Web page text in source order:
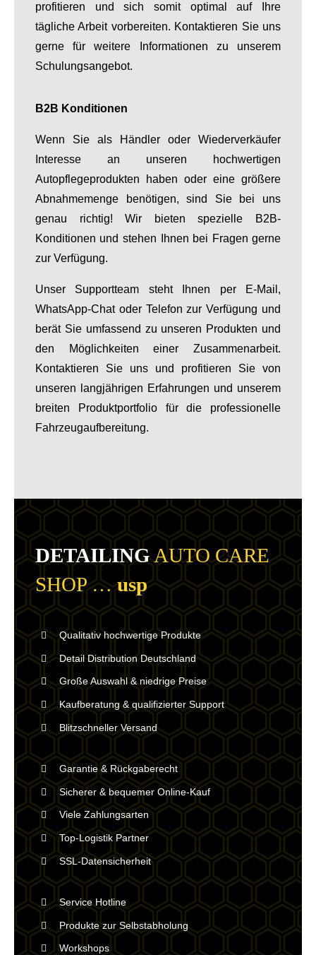
profitieren und sich somit optimal auf Ihre
tägliche Arbeit vorbereiten. Kontaktieren Sie uns
gerne für weitere Informationen zu unserem
Schulungsangebot.
B2B Konditionen
Wenn Sie als Händler oder Wiederverkäufer
Interesse an unseren hochwertigen
Autopflegeprodukten haben oder eine größere
Abnahmemenge benötigen, sind Sie bei uns
genau richtig! Wir bieten spezielle B2B-
Konditionen und stehen Ihnen bei Fragen gerne
zur Verfügung.
Unser Supportteam steht Ihnen per E-Mail,
WhatsApp-Chat oder Telefon zur Verfügung und
berät Sie umfassend zu unseren Produkten und
den Möglichkeiten einer Zusammenarbeit.
Kontaktieren Sie uns und profitieren Sie von
unseren langjährigen Erfahrungen und unserem
breiten Produktportfolio für die professionelle
Fahrzeugaufbereitung.
DETAILINGAUTO CARE
SHOP …usp
Qualitativ hochwertige Produkte
Detail Distribution Deutschland
Große Auswahl & niedrige Preise
Kaufberatung & qualifizierter Support
Blitzschneller Versand
Garantie & Rückgaberecht
Sicherer & bequemer Online-Kauf
Viele Zahlungsarten
Top-Logistik Partner
SSL-Datensicherheit
Service Hotline
Produkte zur Selbstabholung
Workshops